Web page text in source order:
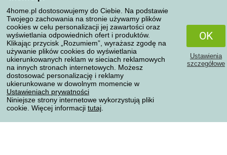
4home.pl dostosowujemy do Ciebie. Na podstawie
Twojego zachowania na stronie używamy plików
cookies w celu personalizacji jej zawartości oraz
wyświetlania odpowiednich ofert i produktów.
Klikając przycisk „Rozumiem”, wyrażasz zgodę na
używanie plików cookies do wyświetlania
ukierunkowanych reklam w sieciach reklamowych
na innych stronach internetowych. Możesz
dostosować personalizację i reklamy
ukierunkowane w dowolnym momencie w
Ustawieniach prywatności
Niniejsze strony internetowe wykorzystują pliki
cookie. Więcej informacji tutaj
OK
Ustawienia
szczegółowe
Sposoby transportu
Metody płatności
Niezawodny sklep